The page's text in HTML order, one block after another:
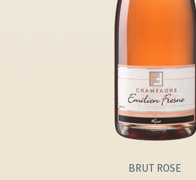
BRUT ROSE